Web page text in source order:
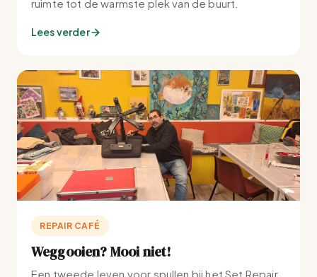
ruimte tot de warmste plek van de buurt.
Lees verder
REPAIR CAFÉ
Weggooien? Mooi niet!
Een tweede leven voor spullen bij het Set Repair